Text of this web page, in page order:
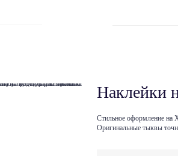
Наклейки
Стильное оформление на
Оригинальные тыквы